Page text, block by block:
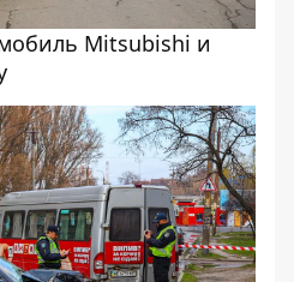
Mitsubishi и